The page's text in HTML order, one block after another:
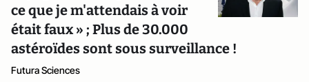
ce que je m'attendais à voir
était faux » ; Plus de 30.000
astéroïdes sont sous surveillance !
Futura Sciences